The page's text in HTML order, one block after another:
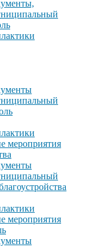
мероприятия
мероприятия